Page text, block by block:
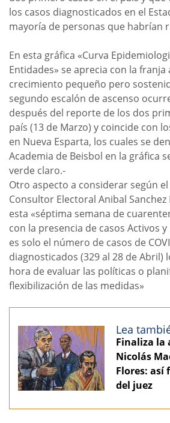
los casos diagnosticados en el
mayoría de personas que habrían
En esta gráfica «Curva
Entidades» se aprecia con la
crecimiento pequeño pero
segundo escalón de ascenso
después del reporte de los dos
país (13 de Marzo) y coincide con
en Nueva Esparta, los cuales se
Academia de Beisbol en la gráfica
verde claro.-
Otro aspecto a considerar según
Consultor Electoral Anibal Sanchez
esta «séptima semana de
con la presencia de casos Activos
es solo el número de casos de
diagnosticados (329 al 28 de Abril)
hora de evaluar las políticas o
flexibilización de las medidas»
Lea
Finaliza la
Nicolás
Flores: así
del juez